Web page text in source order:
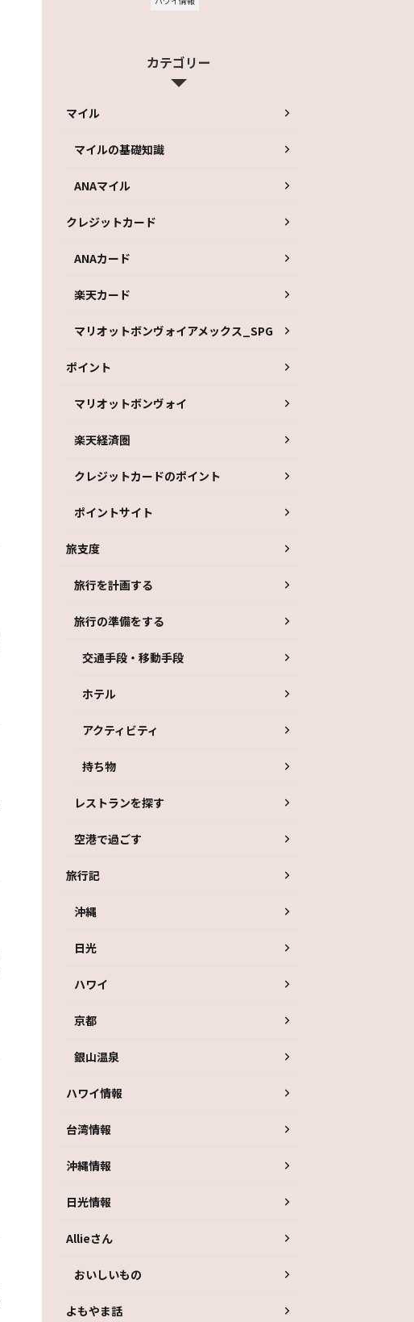
カテゴリー
マイル
マイルの基礎知識
ANAマイル
クレジットカード
ANAカード
楽天カード
マリオットボンヴォイアメックス_SPG
ポイント
マリオットボンヴォイ
楽天経済圏
クレジットカードのポイント
ポイントサイト
旅支度
旅行を計画する
旅行の準備をする
交通手段・移動手段
ホテル
アクティビティ
持ち物
レストランを探す
空港で過ごす
旅行記
沖縄
日光
ハワイ
京都
銀山温泉
ハワイ情報
台湾情報
沖縄情報
日光情報
Allieさん
おいしいもの
よもやま話